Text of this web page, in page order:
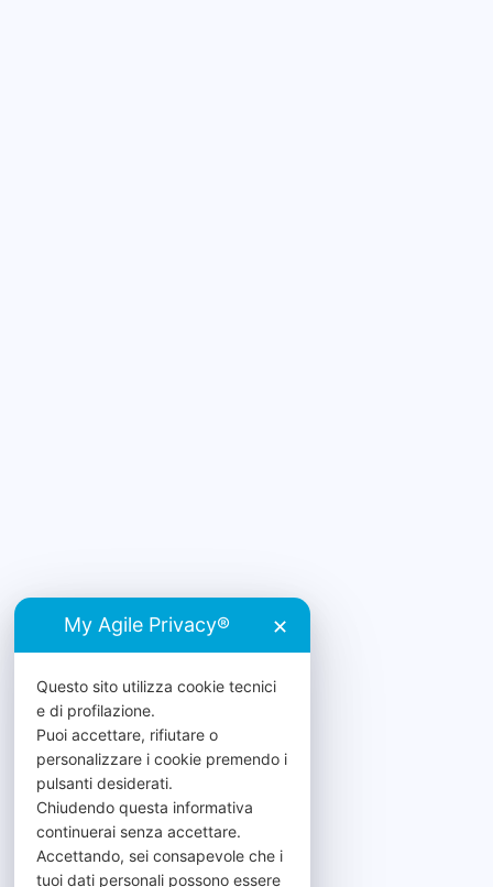
My Agile Privacy® ✕
Questo sito utilizza cookie tecnici
e di profilazione.
Puoi accettare, rifiutare o
personalizzare i cookie premendo i
pulsanti desiderati.
Chiudendo questa informativa
continuerai senza accettare.
Accettando, sei consapevole che i
tuoi dati personali possono essere